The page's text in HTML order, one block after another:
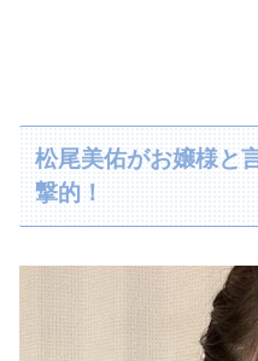
松尾美佑がお嬢様と
撃的！